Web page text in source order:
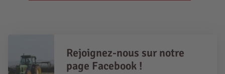
Rejoignez-nous sur notre
page Facebook !